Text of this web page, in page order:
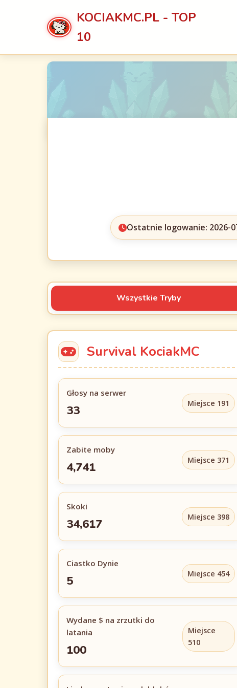
KOCIAKMC.PL - TOP
10
Ostatnie logowanie: 2026-
Wszystkie Tryby
Survival KociakMC
Głosy na serwer
33 Miejsce 191
Zabite moby
4,741 Miejsce 371
Skoki
34,617 Miejsce 398
Ciastko Dynie
5 Miejsce 454
Wydane $ na zrzutki do
latania
100
Miejsce
510